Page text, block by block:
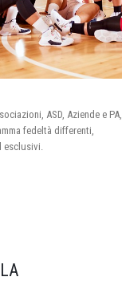
ASD, Aziende e PA,
fedeltà differenti,
esclusivi.